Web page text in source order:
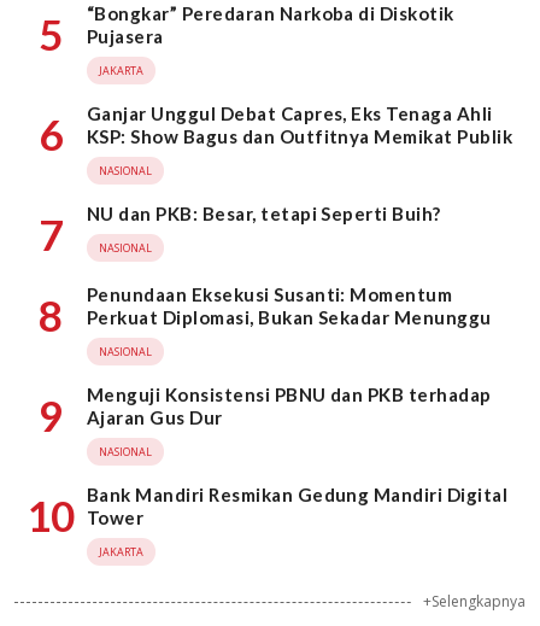
5
“Bongkar” Peredaran Narkoba di Diskotik
Pujasera
JAKARTA
6
Ganjar Unggul Debat Capres, Eks Tenaga Ahli
KSP: Show Bagus dan Outfitnya Memikat Publik
NASIONAL
7 NU dan PKB: Besar, tetapi Seperti Buih?
NASIONAL
8
Penundaan Eksekusi Susanti: Momentum
Perkuat Diplomasi, Bukan Sekadar Menunggu
NASIONAL
9
Menguji Konsistensi PBNU dan PKB terhadap
Ajaran Gus Dur
NASIONAL
10
Bank Mandiri Resmikan Gedung Mandiri Digital
Tower
JAKARTA
+Selengkapnya